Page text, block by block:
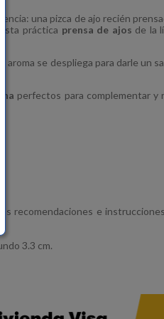
una pizca de ajo recién
práctica prensa de ajos de la
aroma se despliega para darle un
perfectos para complementar y
recomendaciones e
3.3 cm.